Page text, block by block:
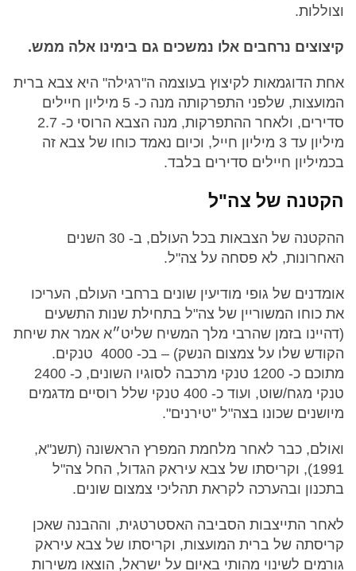
וצוללות.
קיצוצים נרחבים אלו נמשכים גם בימינו אלה ממש.
אחת הדוגמאות לקיצוץ בעוצמה ה"רגילה" היא צבא ברית
המועצות, שלפני התפרקותה מנה כ- 5 מיליון חיילים
סדירים, ולאחר ההתפרקות, מנה הצבא הרוסי כ- 2.7
מיליון עד 3 מיליון חייל, וכיום נאמד כוחו של צבא זה
בכמיליון חיילים סדירים בלבד.
הקטנה של צה"ל
ההקטנה של הצבאות בכל העולם, ב- 30 השנים
האחרונות, לא פסחה על צה"ל.
אומדנים של גופי מודיעין שונים ברחבי העולם, העריכו
את כוחו המשוריין של צה"ל בתחילת שנות התשעים
(דהיינו בזמן שהרבי מלך המשיח שליט״א אמר את שיחת
הקודש שלו על צמצום הנשק) – בכ- 4000 טנקים.
טנקי מגח/שוט, ועוד כ- 400 טנקי שלל רוסיים מדגמים
מיושנים שכונו בצה"ל "טירנים".
ואולם, כבר לאחר מלחמת המפרץ הראשונה (תשנ"א,
1991), וקריסתו של צבא עיראק הגדול, החל צה"ל
בתכנון ובהערכה לקראת תהליכי צמצום שונים.
לאחר התייצבות הסביבה האסטרטגית, וההבנה שאכן
קריסתה של ברית המועצות, וקריסתו של צבא עיראק
גורמים לשינוי מהותי באיום על ישראל, הוצאו משירות